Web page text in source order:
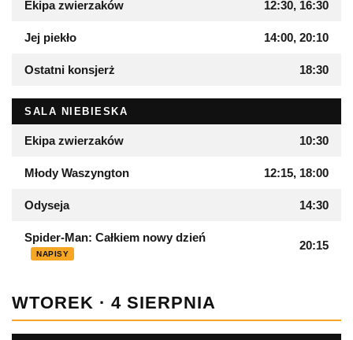
Ekipa zwierzaków 12:30, 16:30
Jej piekło 14:00, 20:10
Ostatni konsjerż 18:30
SALA NIEBIESKA
Ekipa zwierzaków 10:30
Młody Waszyngton 12:15, 18:00
Odyseja 14:30
Spider-Man: Całkiem nowy dzień
NAPISY
20:15
WTOREK · 4 SIERPNIA